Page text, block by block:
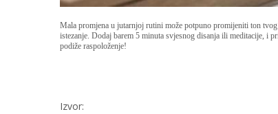
Mala promjena u jutarnjoj rutini može potpuno promijeniti ton
istezanje. Dodaj barem 5 minuta svjesnog disanja ili meditacije, i
podiže raspoloženje!
Izvor: